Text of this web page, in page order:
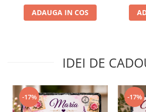
ADAUGA IN COS
IDEI DE
-17% -17%